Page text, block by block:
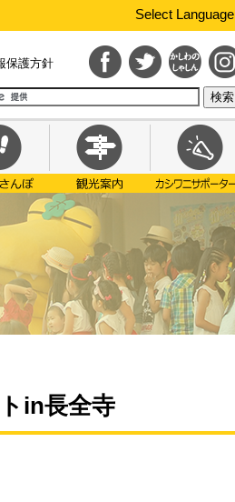
Select Language
保護方針
in長全寺